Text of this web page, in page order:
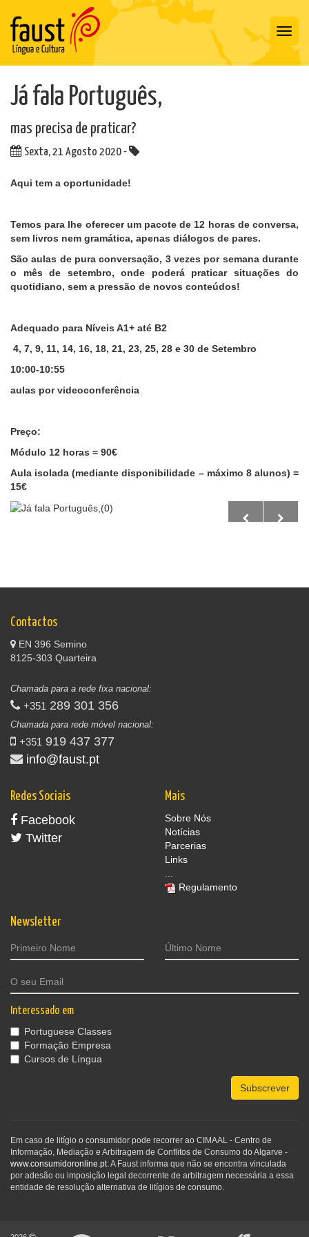
Já fala Português,
mas precisa de praticar?
Sexta, 21 Agosto 2020 -
Aqui tem a oportunidade!
Temos para lhe oferecer um pacote de 12 horas de conversa,
sem livros nem gramática, apenas diálogos de pares.
São aulas de pura conversação, 3 vezes por semana durante
o mês de setembro, onde poderá praticar situações do
quotidiano, sem a pressão de novos conteúdos!
Adequado para Níveis A1+ até B2
4, 7, 9, 11, 14, 16, 18, 21, 23, 25, 28 e 30 de Setembro
10:00-10:55
aulas por videoconferência
Preço:
Módulo 12 horas = 90€
Aula isolada(mediante disponibilidade – máximo 8 alunos) =
15€
Contactos
EN 396 Semino
8125-303 Quarteira
Chamada para a rede fixa nacional:
+351 289 301 356
Chamada para rede móvel nacional:
+351 919 437 377
info@faust.pt
Redes Sociais
Facebook
Twitter
Mais
Sobre Nós
Notícias
Parcerias
Links
...
Regulamento
Newsletter
Interessado em
Portuguese Classes
Formação Empresa
Cursos de Língua
Subscrever
Em caso de litígio o consumidor pode recorrer ao CIMAAL - Centro de
Informação, Mediação e Arbitragem de Conflitos de Consumo do Algarve -
www.consumidoronline.pt. A Faust informa que não se encontra vinculada
por adesão ou imposição legal decorrente de arbitragem necessária a essa
entidade de resolução alternativa de litígios de consumo.